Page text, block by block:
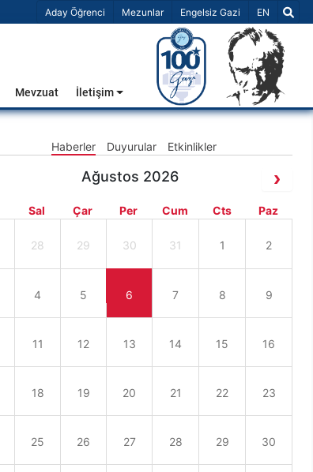
Aday Öğrenci Mezunlar Engelsiz Gazi Dil Seçiniz
EN
Mevzuat İletişim
Haberler Duyurular Etkinlikler
Ağustos 2026
Sal Çar Per Cum Cts Paz
28 29 30 31 1 2
4 5 6 7 8 9
11 12 13 14 15 16
18 19 20 21 22 23
25 26 27 28 29 30